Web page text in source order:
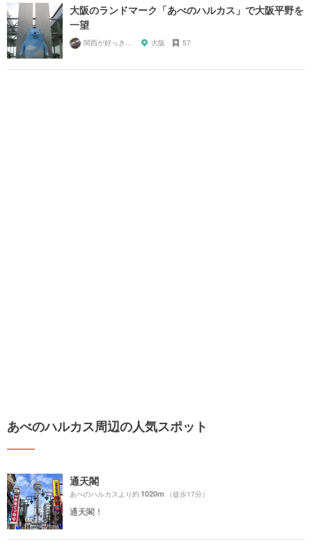
大阪のランドマーク「あべのハルカス」で大阪平野を
一望
関西が好っきゃねん 大阪 57
あべのハルカス周辺の人気スポット
通天閣
あべのハルカスより約1020m （徒歩17分）
通天閣！